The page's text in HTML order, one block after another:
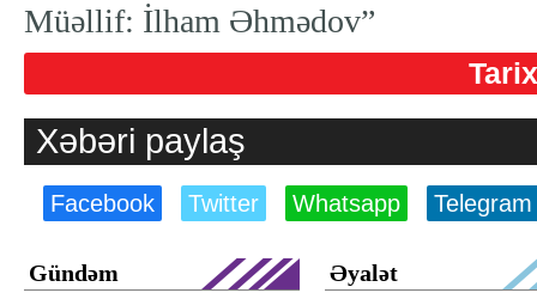
Müəllif: İlham Əhmədov”
Xəbəri paylaş
Facebook Twitter Whatsapp Telegram
Gündəm Əyalət